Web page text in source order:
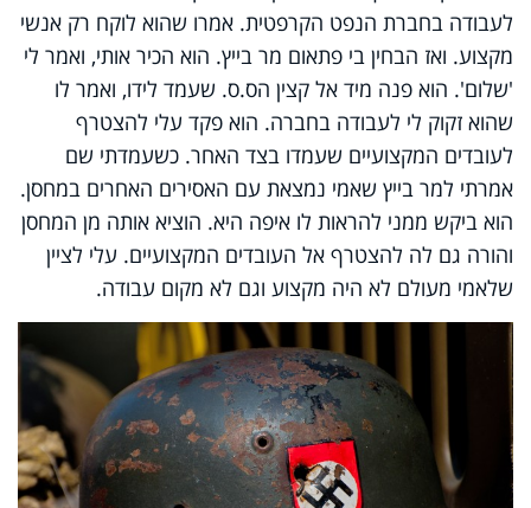
לעבודה בחברת הנפט הקרפטית. אמרו שהוא לוקח רק אנשי
מקצוע. ואז הבחין בי פתאום מר בייץ. הוא הכיר אותי, ואמר לי
'שלום'. הוא פנה מיד אל קצין הס.ס. שעמד לידו, ואמר לו
שהוא זקוק לי לעבודה בחברה. הוא פקד עלי להצטרף
לעובדים המקצועיים שעמדו בצד האחר. כשעמדתי שם
אמרתי למר בייץ שאמי נמצאת עם האסירים האחרים במחסן.
הוא ביקש ממני להראות לו איפה היא. הוציא אותה מן המחסן
והורה גם לה להצטרף אל העובדים המקצועיים. עלי לציין
שלאמי מעולם לא היה מקצוע וגם לא מקום עבודה.